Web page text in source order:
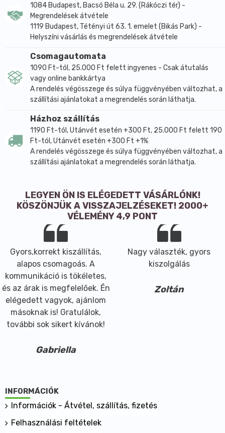
Felhasználási javaslat:
Fogyasztható müzliben, joghurtban, kenyérbe sütve vagy
közvetlenül, bőséges folyadékkal.
( 3 dl/ 1 ek).
Tárolás:
száraz, hűvös helyen.
Származási hely:
Milyen diétába illeszthető:
- vegán
- vegetáriánus
1084 Budapest, Bacsó Béla u. 29. (Rákóczi tér) -
Megrendelések átvétele
1119 Budapest, Tétényi út 63. 1. emelet (Bikás Park) -
Helyszíni vásárlás és megrendelések átvétele
Csomagautomata
1090 Ft-tól, 25.000 Ft felett ingyenes - Csak átutalás
vagy online bankkártya
A rendelés végösszege és súlya függvényében változhat, a
szállítási ajánlatokat a megrendelés során láthatja.
Házhoz szállítás
1190 Ft-tól, Utánvét esetén +300 Ft, 25.000 Ft felett 190
Ft-tól, Utánvét esetén +300 Ft +1%
A rendelés végösszege és súlya függvényében változhat, a
szállítási ajánlatokat a megrendelés során láthatja.
LEGYEN ÖN IS ELÉGEDETT VÁSÁRLÓNK!
KÖSZÖNJÜK A VISSZAJELZÉSEKET! 2000+
VÉLEMÉNY 4,9 PONT
Gyors,korrekt kiszállítás,
alapos csomagoás. A
kommunikáció is tökéletes,
és az árak is megfelelőek. Én
elégedett vagyok, ajánlom
másoknak is! Gratulálok,
további sok sikert kívánok!
Gabriella
Nagy választék, gyors
kiszolgálás
Zoltán
INFORMÁCIÓK
Információk - Átvétel, szállítás, fizetés
Felhasználási feltételek